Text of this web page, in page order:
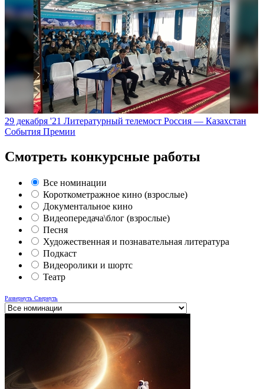
29 декабря '21 Литературный телемост Россия — Казахстан
События Премии
Смотреть конкурсные работы
Все номинации
Короткометражное кино (взрослые)
Документальное кино
Видеопередача\блог (взрослые)
Песня
Художественная и познавательная литература
Подкаст
Видеоролики и шортс
Театр
Развернуть Свернуть